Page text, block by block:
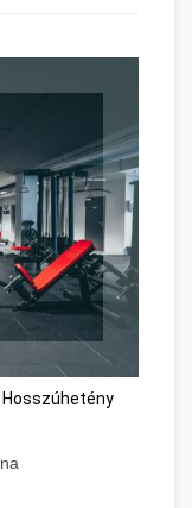
Hosszúhetény